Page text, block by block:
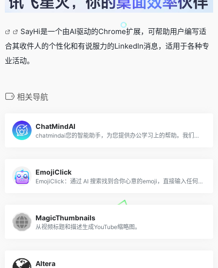
SayHi是一个由AI驱动的Chrome扩展，可帮助用户编写适
合其收件人的个性化和有说服力的LinkedIn消息，适用于各种专
业活动。
相关导航
ChatMindAI
chatmindai您的智能助手，为您提供办公学习上的帮助。我们的AI助手基于GPT大语言模型实现，支持文件输入、语音输入等多模态交互方式，为您解决各种问题。立即尝试，提高60%学习效率！拥有GPT3.5，GPT4.0，Claude，Claude 100k等多种模型，多种角色扮演，更好的UI体验。claude中文网
EmojiClick
EmojiClick：通过 AI 搜索找到合你心意的emoji，直接输入任何短语，如你的情绪，你的感受，一句诗，一句歌词
MagicThumbnails
从视频标题和描述生成YouTube缩略图。
Altera